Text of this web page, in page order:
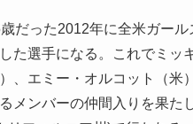
だった2012年に全米ガール
た選手になる。これでミッ
）、エミー・オルコット（
メンバーの仲間入りを果た